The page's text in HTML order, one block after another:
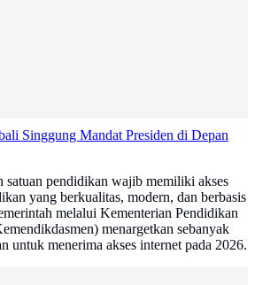
Singgung Mandat Presiden di Depan
satuan pendidikan wajib memiliki akses
yang berkualitas, modern, dan berbasis
melalui Kementerian Pendidikan
menargetkan sebanyak
untuk menerima akses internet pada 2026.